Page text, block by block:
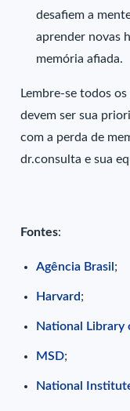
desafiem a
aprender novas
memória afiada.
Lembre-se todos
devem ser sua
com a perda de
dr.consulta e sua
Fontes:
Agência Brasil ;
Harvard;
National Library
MSD;
National